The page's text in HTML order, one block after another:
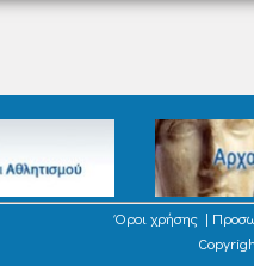
Όροι χρήσης|